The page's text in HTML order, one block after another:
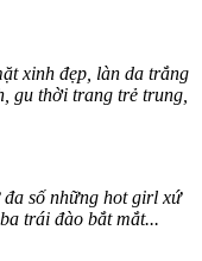
xinh đẹp, làn da trắng
gu thời trang trẻ trung,
số những hot girl xứ
trái đào bắt mắt...